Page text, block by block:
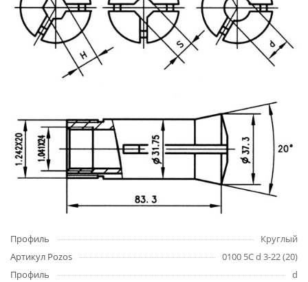
Профиль
Круглый
Артикул Pozos
0100 5C d 3-22 (20)
Профиль
d